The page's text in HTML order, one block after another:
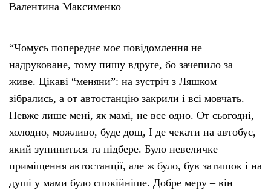
Валентина Максименко
“Чомусь попереднє моє повідомлення не
надруковане, тому пишу вдруге, бо зачепило за
живе. Цікаві “меняни”: на зустріч з Ляшком
зібрались, а от автостанцію закрили і всі мовчать.
Невже лише мені, як мамі, не все одно. От сьогодні,
холодно, можливо, буде дощ, І де чекати на автобус,
який зупиниться та підбере. Було невеличке
приміщення автостанції, але ж було, був затишок і на
душі у мами було спокійніше. Добре меру – він